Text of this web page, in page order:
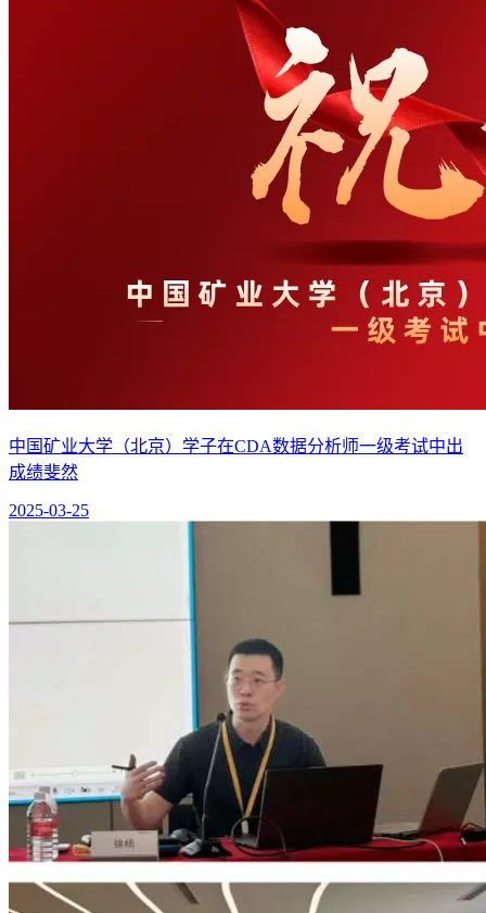
中国矿业大学（北京）学子在CDA数据分析师一级考试中出
成绩斐然
2025-03-25